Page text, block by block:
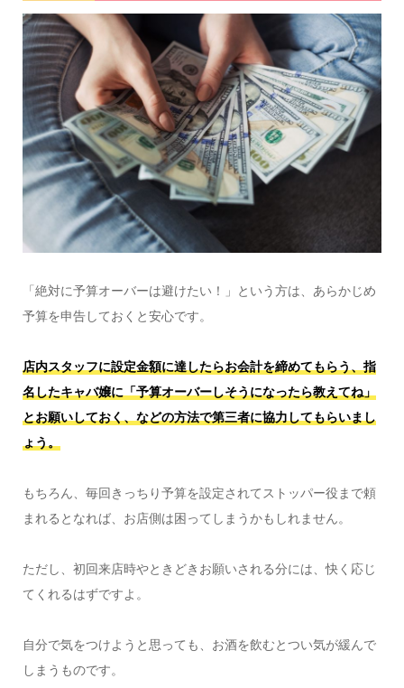
「絶対に予算オーバーは避けたい！」という方は、あらかじめ
予算を申告しておくと安心です。
店内スタッフに設定金額に達したらお会計を締めてもらう、指
名したキャバ嬢に「予算オーバーしそうになったら教えてね」
とお願いしておく、などの方法で第三者に協力してもらいまし
ょう。
もちろん、毎回きっちり予算を設定されてストッパー役まで頼
まれるとなれば、お店側は困ってしまうかもしれません。
ただし、初回来店時やときどきお願いされる分には、快く応じ
てくれるはずですよ。
自分で気をつけようと思っても、お酒を飲むとつい気が緩んで
しまうものです。